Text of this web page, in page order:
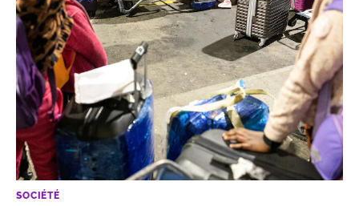
SOCIÉTÉ